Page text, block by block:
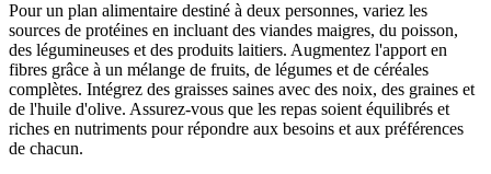
Pour un plan alimentaire destiné à deux personnes, variez les
sources de protéines en incluant des viandes maigres, du poisson,
des légumineuses et des produits laitiers. Augmentez l'apport en
fibres grâce à un mélange de fruits, de légumes et de céréales
complètes. Intégrez des graisses saines avec des noix, des graines et
de l'huile d'olive. Assurez-vous que les repas soient équilibrés et
riches en nutriments pour répondre aux besoins et aux préférences
de chacun.